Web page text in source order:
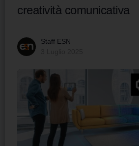
creatività comunicativa
Staff ESN